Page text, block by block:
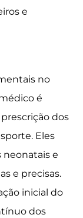
e
no
é
dos
Eles
e
e precisas.
inicial do
dos